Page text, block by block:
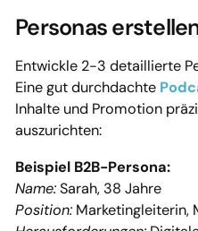
Personas
Entwickle 2-3 detaillierte
Eine gut durchdachte
Inhalte und Promotion
auszurichten:
Beispiel B2B-Persona:
Name:Sarah, 38 Jahre
Position: Marketingleiterin,